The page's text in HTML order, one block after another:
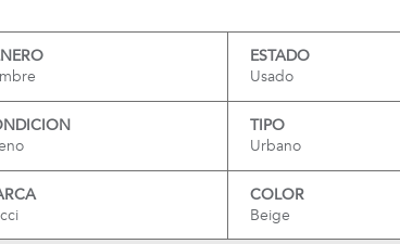
ESTADO
Usado
TIPO
Urbano
COLOR
Beige